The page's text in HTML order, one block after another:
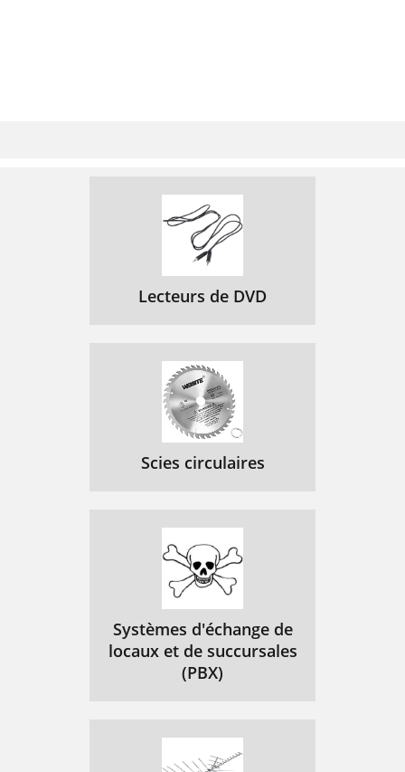
Lecteurs de DVD
Scies circulaires
Systèmes d'échange de
locaux et de succursales
(PBX)